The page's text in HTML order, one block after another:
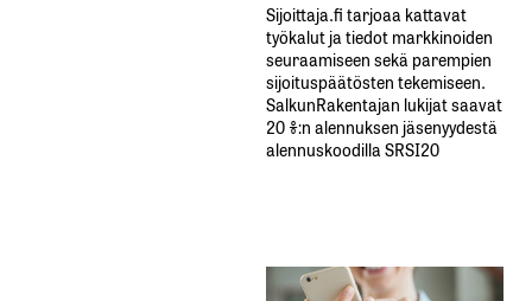
Sijoittaja.fi tarjoaa kattavat
työkalut ja tiedot markkinoiden
seuraamiseen sekä parempien
sijoituspäätösten tekemiseen.
SalkunRakentajan lukijat saavat
20 %:n alennuksen jäsenyydestä
alennuskoodilla SRSI20